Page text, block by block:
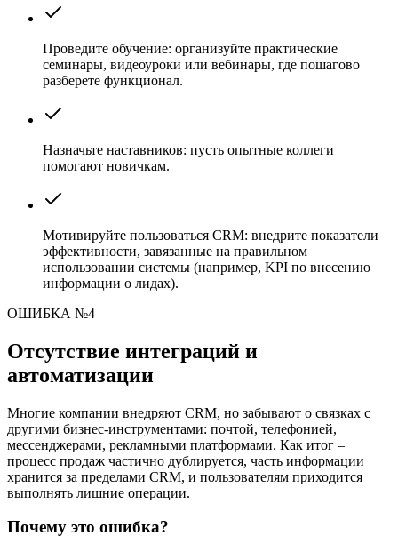
Проведите обучение: организуйте практические
семинары, видеоуроки или вебинары, где пошагово
разберете функционал.
Назначьте наставников: пусть опытные коллеги
помогают новичкам.
Мотивируйте пользоваться CRM: внедрите показатели
эффективности, завязанные на правильном
использовании системы (например, KPI по внесению
информации о лидах).
ОШИБКА №4
Отсутствие интеграций и
автоматизации
Многие компании внедряют CRM, но забывают о связках с
другими бизнес-инструментами: почтой, телефонией,
мессенджерами, рекламными платформами. Как итог –
процесс продаж частично дублируется, часть информации
хранится за пределами CRM, и пользователям приходится
выполнять лишние операции.
Почему это ошибка?